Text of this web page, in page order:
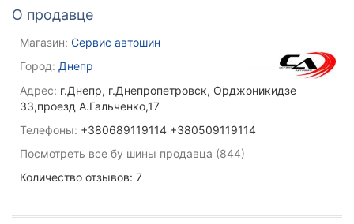
О продавце
Магазин: Сервис автошин
Город: Днепр
Адрес: г.Днепр, г.Днепропетровск, Орджоникидзе
33,проезд А.Гальченко,17
Телефоны: +380689119114 +380509119114
Посмотреть все бу шины продавца (844)
Количество отзывов: 7